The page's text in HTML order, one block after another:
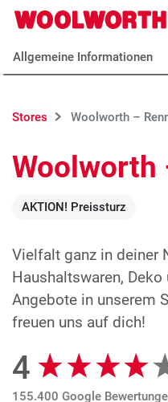
Zum Hauptinhalt
Woolworth GmbH
Allgemeine Informationen
Stores Woolworth –
Woolworth
AKTION! Preissturz
Vielfalt ganz in deiner
Haushaltswaren,
Angebote in unserem
freuen uns auf dich!
Google Bewertungen
4
155.400 Google